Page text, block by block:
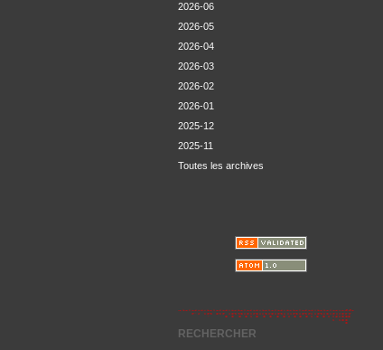
2026-06
2026-05
2026-04
2026-03
2026-02
2026-01
2025-12
2025-11
Toutes les archives
RECHERCHER